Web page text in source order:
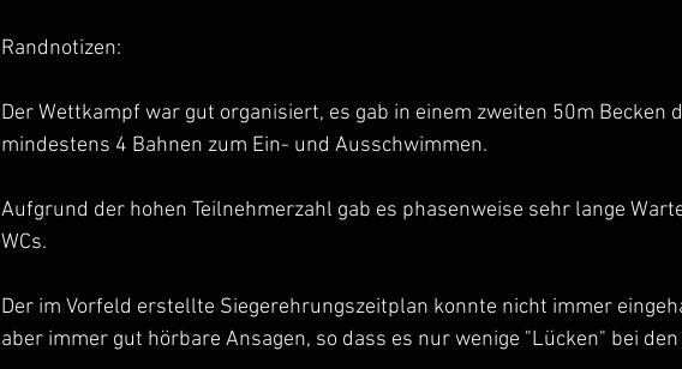
Randnotizen:
Der Wettkampf war gut organisiert, es gab in einem zweiten 50m Becken
mindestens 4 Bahnen zum Ein- und Ausschwimmen.
Aufgrund der hohen Teilnehmerzahl gab es phasenweise sehr lange
WCs.
Der im Vorfeld erstellte Siegerehrungszeitplan konnte nicht immer
aber immer gut hörbare Ansagen, so dass es nur wenige "Lücken" bei